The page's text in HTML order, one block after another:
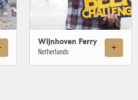
Wijnhoven Ferry
Netherlands